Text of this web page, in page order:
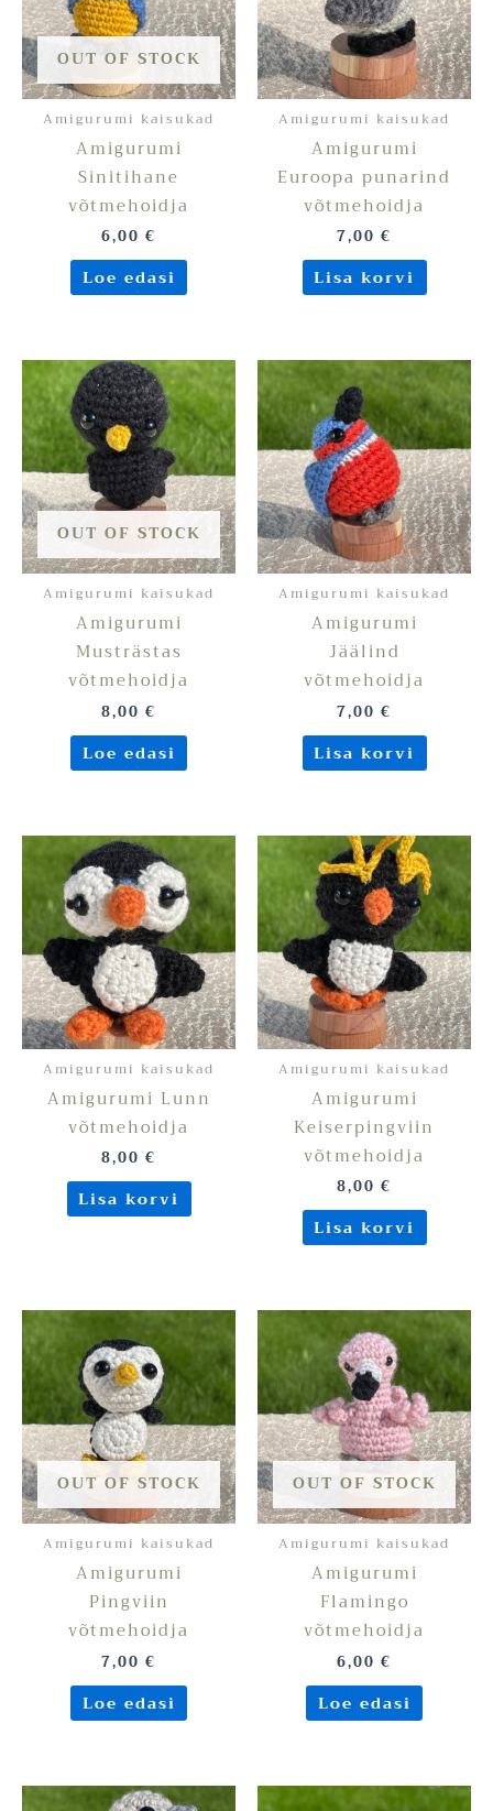
OUT OF STOCK
Amigurumi kaisukad
Amigurumi
Sinitihane
võtmehoidja
6,00 €
Loe edasi
Amigurumi kaisukad
Amigurumi
Euroopa punarind
võtmehoidja
7,00 €
Lisa korvi
OUT OF STOCK
Amigurumi kaisukad
Amigurumi
Musträstas
võtmehoidja
8,00 €
Loe edasi
Amigurumi kaisukad
Amigurumi
Jäälind
võtmehoidja
7,00 €
Lisa korvi
Amigurumi kaisukad
Amigurumi Lunn
võtmehoidja
8,00 €
Lisa korvi
Amigurumi kaisukad
Amigurumi
Keiserpingviin
võtmehoidja
8,00 €
Lisa korvi
OUT OF STOCK
Amigurumi kaisukad
Amigurumi
Pingviin
võtmehoidja
7,00 €
Loe edasi
OUT OF STOCK
Amigurumi kaisukad
Amigurumi
Flamingo
võtmehoidja
6,00 €
Loe edasi